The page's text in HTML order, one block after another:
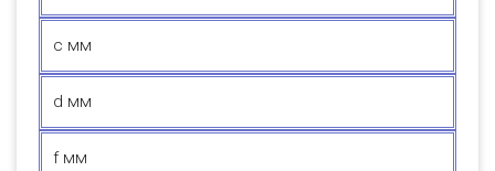
c мм
d мм
f мм